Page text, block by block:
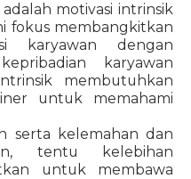
motivasi intrinsik
fokus membangkitkan
karyawan dengan
karyawan
membutuhkan
untuk memahami
serta kelemahan dan
tentu kelebihan
untuk membawa